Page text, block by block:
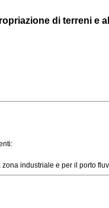
di terreni e
industriale e per il porto